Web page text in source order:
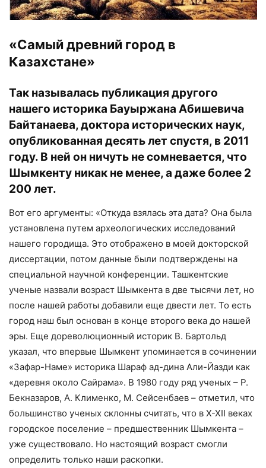
«Самый древний город в
Казахстане»
Так называлась публикация другого
нашего историка Бауыржана Абишевича
Байтанаева, доктора исторических наук,
опубликованная десять лет спустя, в 2011
году. В ней он ничуть не сомневается, что
Шымкенту никак не менее, а даже более 2
200 лет.
Вот его аргументы: «Откуда взялась эта дата? Она была
установлена путем археологических исследований
нашего городища. Это отображено в моей докторской
диссертации, потом данные были подтверждены на
специальной научной конференции. Ташкентские
ученые назвали возраст Шымкента в две тысячи лет, но
после нашей работы добавили еще двести лет. То есть
город наш был основан в конце второго века до нашей
эры. Еще дореволюционный историк В. Бартольд
указал, что впервые Шымкент упоминается в сочинении
«Зафар-Наме» историка Шараф ад-дина Али-Йазди как
«деревня около Сайрама». В 1980 году ряд ученых – Р.
Бекназаров, А. Клименко, М. Сейсенбаев – отметил, что
большинство ученых склонны считать, что в X-XII веках
городское поселение – предшественник Шымкента –
уже существовало. Но настоящий возраст смогли
определить только наши раскопки.